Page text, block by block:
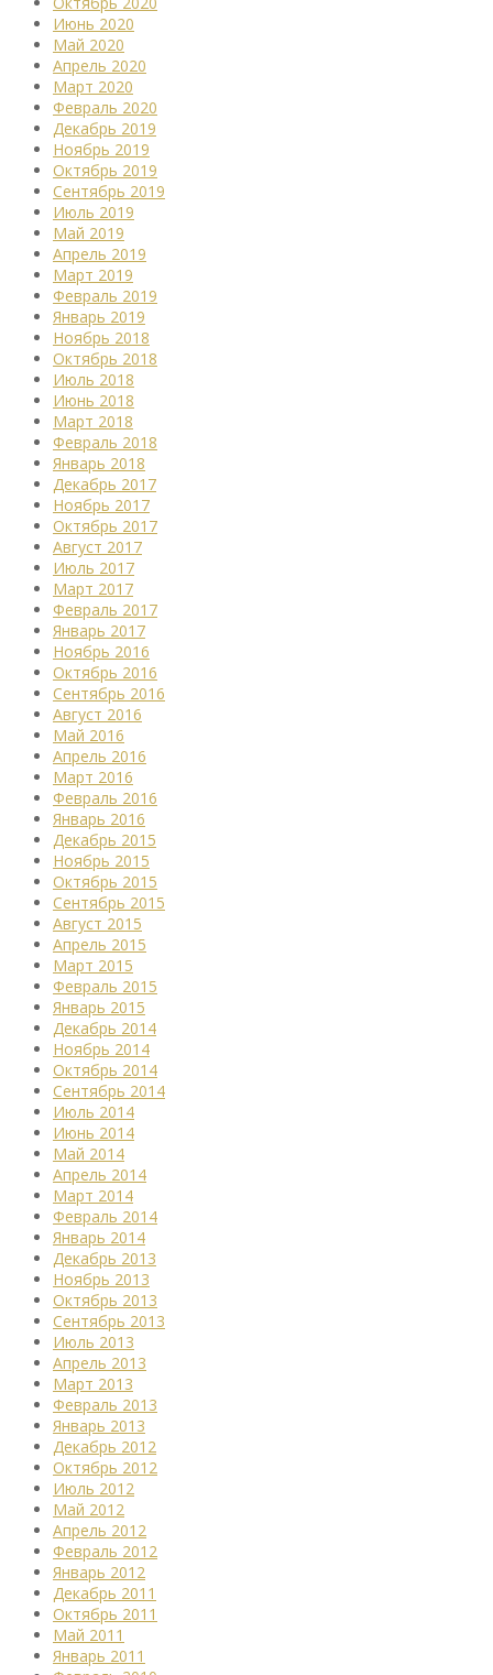
Июнь 2020
Май 2020
Апрель 2020
Март 2020
Февраль 2020
Декабрь 2019
Ноябрь 2019
Октябрь 2019
Сентябрь 2019
Июль 2019
Май 2019
Апрель 2019
Март 2019
Февраль 2019
Январь 2019
Ноябрь 2018
Октябрь 2018
Июль 2018
Июнь 2018
Март 2018
Февраль 2018
Январь 2018
Декабрь 2017
Ноябрь 2017
Октябрь 2017
Август 2017
Июль 2017
Март 2017
Февраль 2017
Январь 2017
Ноябрь 2016
Октябрь 2016
Сентябрь 2016
Август 2016
Май 2016
Апрель 2016
Март 2016
Февраль 2016
Январь 2016
Декабрь 2015
Ноябрь 2015
Октябрь 2015
Сентябрь 2015
Август 2015
Апрель 2015
Март 2015
Февраль 2015
Январь 2015
Декабрь 2014
Ноябрь 2014
Октябрь 2014
Сентябрь 2014
Июль 2014
Июнь 2014
Май 2014
Апрель 2014
Март 2014
Февраль 2014
Январь 2014
Декабрь 2013
Ноябрь 2013
Октябрь 2013
Сентябрь 2013
Июль 2013
Апрель 2013
Март 2013
Февраль 2013
Январь 2013
Декабрь 2012
Октябрь 2012
Июль 2012
Май 2012
Апрель 2012
Февраль 2012
Январь 2012
Декабрь 2011
Октябрь 2011
Май 2011
Январь 2011